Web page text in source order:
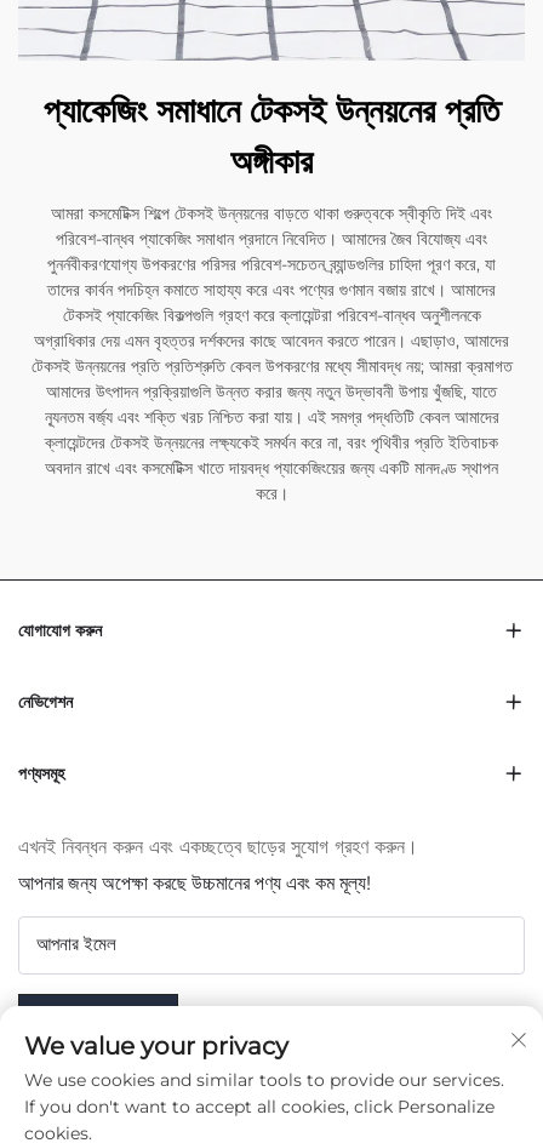
প্যাকেজিং সমাধানে টেকসই উন্নয়নের প্রতি
অঙ্গীকার
আমরা কসমেটিক্স শিল্পে টেকসই উন্নয়নের বাড়তে থাকা গুরুত্বকে স্বীকৃতি দিই এবং
পরিবেশ-বান্ধব প্যাকেজিং সমাধান প্রদানে নিবেদিত। আমাদের জৈব বিযোজ্য এবং
পুনর্নবীকরণযোগ্য উপকরণের পরিসর পরিবেশ-সচেতন ব্র্যান্ডগুলির চাহিদা পূরণ করে, যা
তাদের কার্বন পদচিহ্ন কমাতে সাহায্য করে এবং পণ্যের গুণমান বজায় রাখে। আমাদের
টেকসই প্যাকেজিং বিকল্পগুলি গ্রহণ করে ক্লায়েন্টরা পরিবেশ-বান্ধব অনুশীলনকে
অগ্রাধিকার দেয় এমন বৃহত্তর দর্শকদের কাছে আবেদন করতে পারেন। এছাড়াও, আমাদের
টেকসই উন্নয়নের প্রতি প্রতিশ্রুতি কেবল উপকরণের মধ্যে সীমাবদ্ধ নয়; আমরা ক্রমাগত
আমাদের উৎপাদন প্রক্রিয়াগুলি উন্নত করার জন্য নতুন উদ্ভাবনী উপায় খুঁজছি, যাতে
ন্যূনতম বর্জ্য এবং শক্তি খরচ নিশ্চিত করা যায়। এই সমগ্র পদ্ধতিটি কেবল আমাদের
ক্লায়েন্টদের টেকসই উন্নয়নের লক্ষ্যকেই সমর্থন করে না, বরং পৃথিবীর প্রতি ইতিবাচক
অবদান রাখে এবং কসমেটিক্স খাতে দায়বদ্ধ প্যাকেজিংয়ের জন্য একটি মানদণ্ড স্থাপন
করে।
যোগাযোগ করুন
নেভিগেশন
পণ্যসমূহ
এখনই নিবন্ধন করুন এবং একচ্ছত্বে ছাড়ের সুযোগ গ্রহণ করুন।
আপনার জন্য অপেক্ষা করছে উচ্চমানের পণ্য এবং কম মূল্য!
আপনার ইমেল
We value your privacy
We use cookies and similar tools to provide our services.
If you don't want to accept all cookies, click Personalize
cookies.